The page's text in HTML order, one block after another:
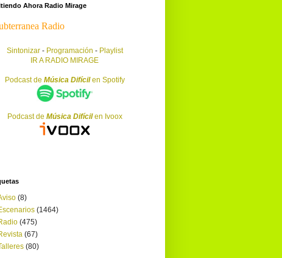
Ahora Radio Mirage
Sintonizar - Programación - Playlist
IR A RADIO MIRAGE
Podcast de Música Difícilen Spotify
Podcast de Música Difícilen Ivoox
(8)
(1464)
(475)
(67)
(80)